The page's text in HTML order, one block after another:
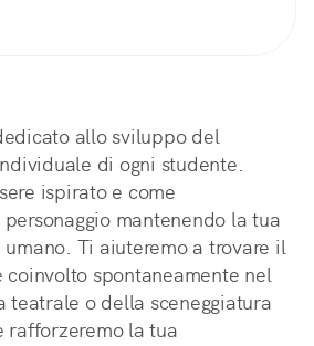
allo sviluppo del
di ogni studente.
ispirato e come
mantenendo la tua
Ti aiuteremo a trovare il
coinvolto spontaneamente nel
teatrale o della sceneggiatura
rafforzeremo la tua